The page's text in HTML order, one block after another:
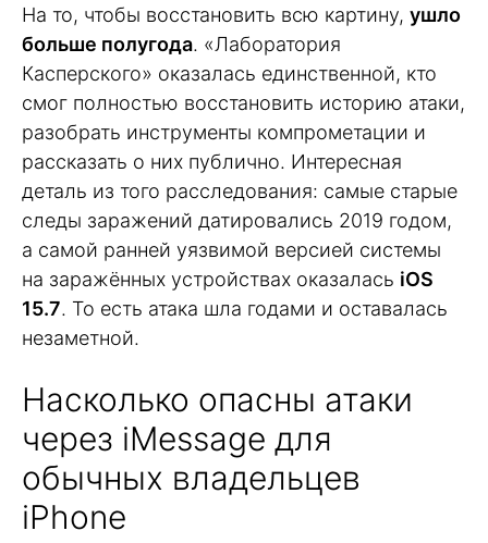
На то, чтобы восстановить всю картину, ушло
больше полугода. «Лаборатория
Касперского» оказалась единственной, кто
смог полностью восстановить историю атаки,
разобрать инструменты компрометации и
рассказать о них публично. Интересная
деталь из того расследования: самые старые
следы заражений датировались 2019 годом,
а самой ранней уязвимой версией системы
на заражённых устройствах оказалась iOS
15.7. То есть атака шла годами и оставалась
незаметной.
Насколько опасны атаки
через iMessage для
обычных владельцев
iPhone